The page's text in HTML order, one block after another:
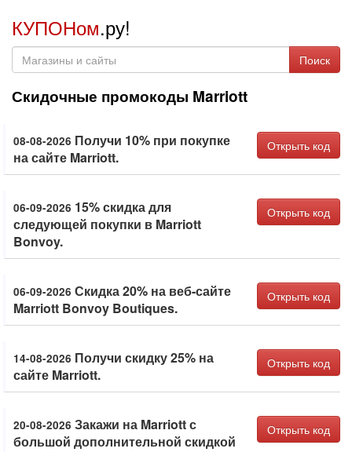
КУПОНом.ру!
Поиск
Скидочные промокоды Marriott
08-08-2026 Получи 10% при покупке
на сайте Marriott.
Открыть код
06-09-2026 15% скидка для
следующей покупки в Marriott
Bonvoy.
Открыть код
06-09-2026 Скидка 20% на веб-сайте
Marriott Bonvoy Boutiques.
Открыть код
14-08-2026 Получи скидку 25% на
сайте Marriott.
Открыть код
20-08-2026 Закажи на Marriott с
большой дополнительной скидкой
Открыть код